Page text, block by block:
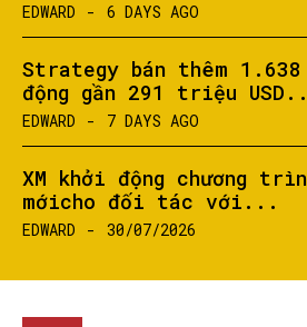
SEARCH...
EDWARD - 6 DAYS AGO
Strategy bán thêm 1.638
động gần 291 triệu
EDWARD - 7 DAYS AGO
XM khởi động chương
mớicho đối tác với...
EDWARD - 30/07/2026